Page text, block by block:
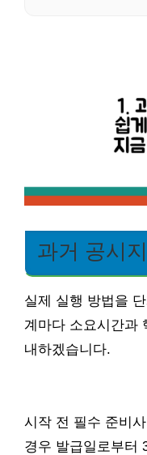
과거 공시
실제 실행 방법을
계마다 소요시간과
내하겠습니다.
시작 전 필수 준비
경우 발급일로부터